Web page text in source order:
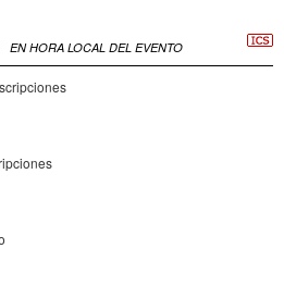
EN HORA LOCAL DEL EVENTO